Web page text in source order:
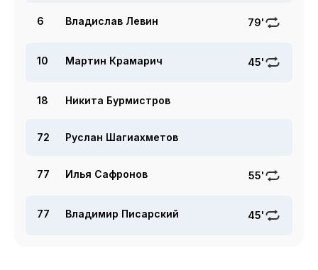
6 Владислав Левин 79'
10 Мартин Крамарич 45'
18 Никита Бурмистров
72 Руслан Шагиахметов
77 Илья Сафронов 55'
77 Владимир Писарский 45'